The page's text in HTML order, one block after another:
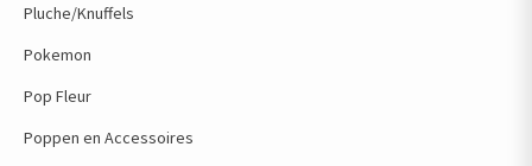
Pluche/Knuffels
Pokemon
Pop Fleur
Poppen en Accessoires